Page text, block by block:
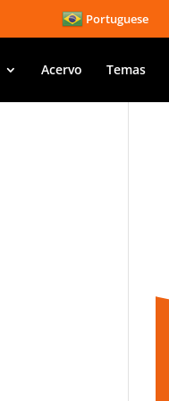
Portuguese
Acervo Temas